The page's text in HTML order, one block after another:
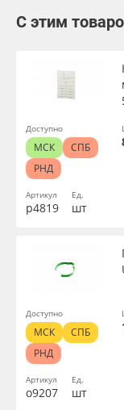
С этим
Артикул
р4819
Ед.
шт
Доступно
МСК
СПБ
РНД
Артикул
о9207
Ед.
шт
Доступно
МСК
СПБ
РНД